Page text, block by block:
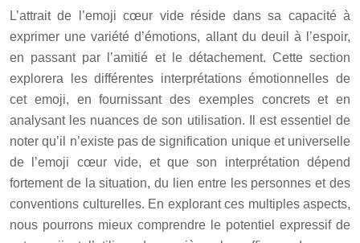
L’attrait de l’emoji cœur vide réside dans sa capacité à
exprimer une variété d’émotions, allant du deuil à l’espoir,
en passant par l’amitié et le détachement. Cette section
explorera les différentes interprétations émotionnelles de
cet emoji, en fournissant des exemples concrets et en
analysant les nuances de son utilisation. Il est essentiel de
noter qu’il n’existe pas de signification unique et universelle
de l’emoji cœur vide, et que son interprétation dépend
fortement de la situation, du lien entre les personnes et des
conventions culturelles. En explorant ces multiples aspects,
nous pourrons mieux comprendre le potentiel expressif de